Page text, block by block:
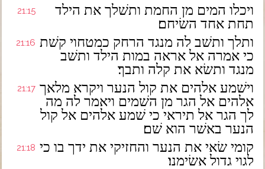
21:15
ויכלו המים מן החמת ותשׁלך את הילד
תחת אחד השׂיחם׃
21:16 ותלך ותשׁב לה מנגד הרחק כמטחוי קשׁת
כי אמרה אל אראה במות הילד ותשׁב
מנגד ותשׂא את קלה ותבך׃
21:17 וישׁמע אלהים את קול הנער ויקרא מלאך
אלהים אל הגר מן השׁמים ויאמר לה מה
לך הגר אל תיראי כי שׁמע אלהים אל קול
הנער באשׁר הוא שׁם׃
21:18 קומי שׂאי את הנער והחזיקי את ידך בו כי
לגוי גדול אשׂימנו׃